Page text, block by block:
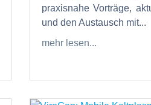
praxisnahe Vorträge,
und den Austausch mit...
mehr lesen...